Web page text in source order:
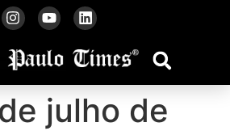
julho de